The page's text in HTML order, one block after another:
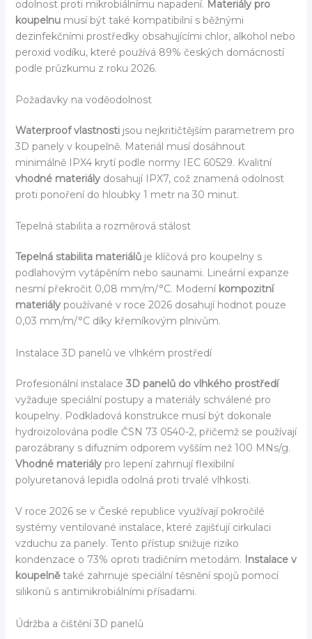
odolnost proti mikrobiálnímu napadení. Materiály pro
koupelnumusí být také kompatibilní s běžnými
dezinfekčními prostředky obsahujícími chlor, alkohol nebo
peroxid vodíku, které používá 89% českých domácností
podle průzkumu z roku 2026.
Požadavky na voděodolnost
Waterproof vlastnostijsou nejkritičtějším parametrem pro
3D panely v koupelně. Materiál musí dosáhnout
minimálně IPX4 krytí podle normy IEC 60529. Kvalitní
vhodné materiálydosahují IPX7, což znamená odolnost
proti ponoření do hloubky 1 metr na 30 minut.
Tepelná stabilita a rozměrová stálost
Tepelná stabilita materiálůje klíčová pro koupelny s
podlahovým vytápěním nebo saunami. Lineární expanze
nesmí překročit 0,08 mm/m/°C. Moderní kompozitní
materiálypoužívané v roce 2026 dosahují hodnot pouze
0,03 mm/m/°C díky křemíkovým plnivům.
Instalace 3D panelů ve vlhkém prostředí
Profesionální instalace 3D panelů do vlhkého prostředí
vyžaduje speciální postupy a materiály schválené pro
koupelny. Podkladová konstrukce musí být dokonale
hydroizolována podle ČSN 73 0540-2, přičemž se používají
parozábrany s difuzním odporem vyšším než 100 MNs/g.
Vhodné materiálypro lepení zahrnují flexibilní
polyuretanová lepidla odolná proti trvalé vlhkosti.
V roce 2026 se v České republice využívají pokročilé
systémy ventilované instalace, které zajišťují cirkulaci
vzduchu za panely. Tento přístup snižuje riziko
kondenzace o 73% oproti tradičním metodám. Instalace v
koupelnětaké zahrnuje speciální těsnění spojů pomocí
silikonů s antimikrobiálními přísadami.
Údržba a čištění 3D panelů